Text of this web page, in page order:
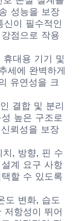
성능을 보장
신이 필수적인
점으로 작용
휴대용 기기 및
세에 완벽하게
유연성을 크
결합 및 분리
높은 구조로
뢰성을 보장
치, 방향, 핀 수
계 요구 사항
할 수 있도록
도 변화, 습도
저항성이 뛰어